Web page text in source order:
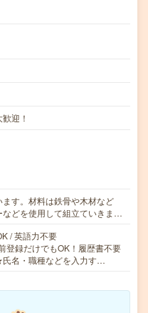
迎！
す。材料は鉄骨や木材など
どを使用して組立ていきま…
/ 英語力不要
登録だけでもOK！履歴書不要
名・職種などを入力す…